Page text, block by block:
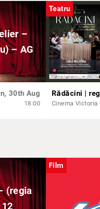
–
– AG
30th Aug
18:00
Teatru
Cinema Victoria
(regia
Film